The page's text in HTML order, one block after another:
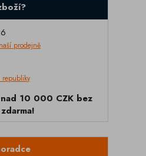
prodejně
republiky
10 000 CZK bez